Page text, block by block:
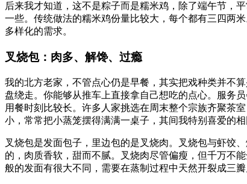
后来我才知道，这不是粽子而是糯米鸡，除了端午节，
一些。传统做法的糯米鸡份量比较大，每个都有三四两
多样化的需求。
叉烧包：肉多、解馋、过瘾
我的北方老家，不管点心仍是早餐，其实把戏种类并不
盘绕走。你能够从推车上直接拿自己想吃的点心。服务
用餐时刻比较长。许多人家挑选在周末整个宗族齐聚茶
小，常常把小蒸笼摆得满满一桌子，其间我特别喜爱的相
叉烧包是发面包子，里边包的是叉烧肉。叉烧包与虾饺
的，肉质香软，甜而不腻。叉烧肉尽管偏瘦，但千万不
般的发面有很大不同，需要在蒸制过程中天然开裂成三瓣